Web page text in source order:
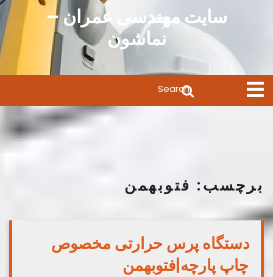
سایت مهندسی عمران –
نماشون
Open
Menu
for:
برچسب: فتوبهمن
دستگاه پرس حرارتی مخصوص
چاپ پارچه|فتوبهمن